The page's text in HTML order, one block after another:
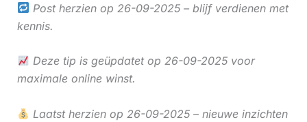
Post herzien op 26-09-2025 – blijf verdienen met
kennis.
Deze tip is geüpdatet op 26-09-2025 voor
maximale online winst.
Laatst herzien op 26-09-2025 – nieuwe inzichten